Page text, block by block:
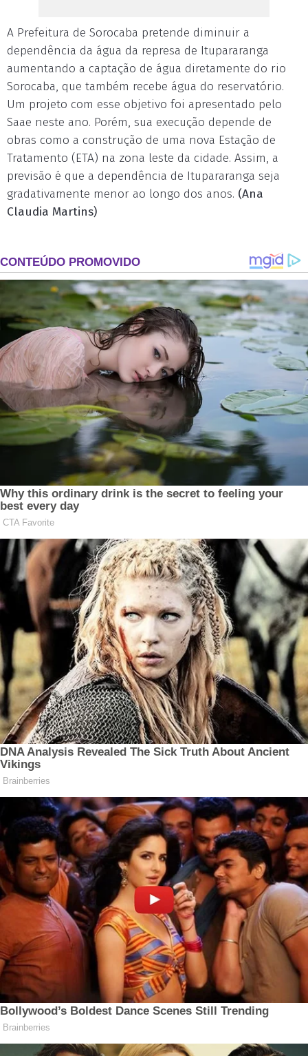
A Prefeitura de Sorocaba pretende diminuir a
dependência da água da represa de Itupararanga
aumentando a captação de água diretamente do rio
Sorocaba, que também recebe água do reservatório.
Um projeto com esse objetivo foi apresentado pelo
Saae neste ano. Porém, sua execução depende de
obras como a construção de uma nova Estação de
Tratamento (ETA) na zona leste da cidade. Assim, a
previsão é que a dependência de Itupararanga seja
gradativamente menor ao longo dos anos. (Ana
Claudia Martins)